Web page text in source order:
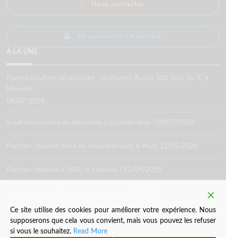
Nous contacter
Se connecter / S'inscrire
À LA UNE
Plafond chauffant rafraîchissant : un chantier Acosi+ 500 sous 36 °C à
Marseille
le rafraîchissement en alternative à la climatisation !
Plancher chauffant fraisé en rénovation dans le Nord
Plancher chauffant à 2600 m d’altitude !
Ce site utilise des cookies pour améliorer votre expérience. Nous
supposerons que cela vous convient, mais vous pouvez les refuser
si vous le souhaitez. Read More